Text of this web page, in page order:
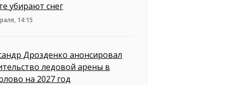
убирают снег
14:15
Дрозденко анонсировал
ледовой арены в
на 2027 год